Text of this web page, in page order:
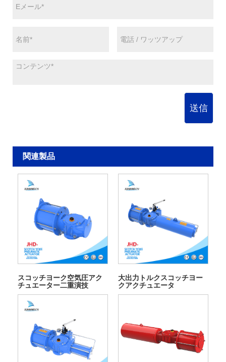
送信
関連製品
スコッチヨーク空気圧アク
チュエーター二重演技
大出力トルクスコッチヨー
クアクチュエータ